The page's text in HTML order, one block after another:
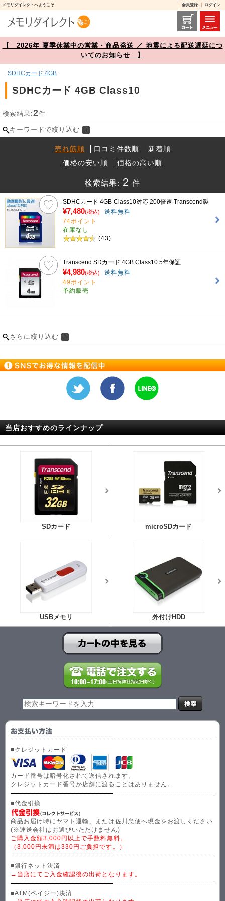
メモリダイレクトへようこそ 会員登録 ログイン
SDHCカード 4GB Class10 商品一覧【メモリダイレクト】
【 2026年 夏季休業中の営業・商品発送 ／ 地震による配送遅延につ
いてのお知らせ 】
SDHCカード 4GB
SDHCカード 4GB Class10
検索結果:2件
キーワードで絞り込む
売れ筋順 口コミ件数順
新着順
価格の安い順
価格の高い順
検索結果: 2 件
SDHCカード 4GB Class10対応 200倍速 Transcend製
¥7,480(税込)
送料無料
74ポイント
在庫なし
(43)
Transcend SDカード 4GB Class10 5年保証
¥4,980(税込)
送料無料
49ポイント
予約販売
さらに絞り込む
当店おすすめのラインナップ
SDカード microSDカード
USBメモリ 外付けHDD
■クレジットカード
カード番号は暗号化されて送信されます。
クレジットカード番号が店舗に渡ることはありません。
■代金引換
商品お届け時にヤマト運輸、または佐川急便へ現金をお渡しください
(※運送会社はお選びいただけません)
ご購入金額3,000円以上で手数料無料。
（3,000円未満は330円ご負担です。）
■銀行ネット決済
→当店にてご入金確認後の出荷となります。
■ATM(ペイジー)決済